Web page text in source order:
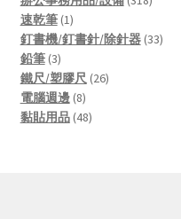
速乾筆 11
product
釘書機/釘書針/除針器 3333
鉛筆 33
products
鐵尺/塑膠尺 2626
電腦週邊 88
products
黏貼用品 4848